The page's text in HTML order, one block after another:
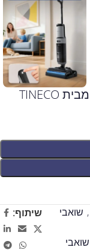
, שואבי
שואבי
שיתוף: